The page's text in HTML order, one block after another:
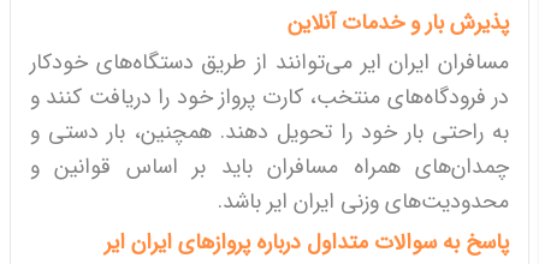
پذیرش بار و خدمات آنلاین
مسافران ایران ایر می‌توانند از طریق دستگاه‌های خودکار
در فرودگاه‌های منتخب، کارت پرواز خود را دریافت کنند و
به راحتی بار خود را تحویل دهند. همچنین، بار دستی و
چمدان‌های همراه مسافران باید بر اساس قوانین و
محدودیت‌های وزنی ایران ایر باشد.
پاسخ به سوالات متداول درباره پروازهای ایران ایر